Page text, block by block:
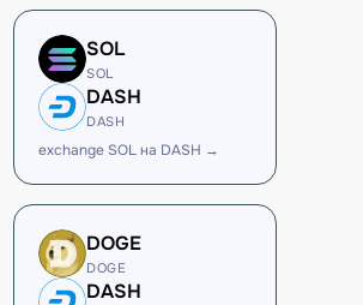
SOL
SOL
DASH
DASH
exchange SOL на DASH →
DOGE
DOGE
DASH